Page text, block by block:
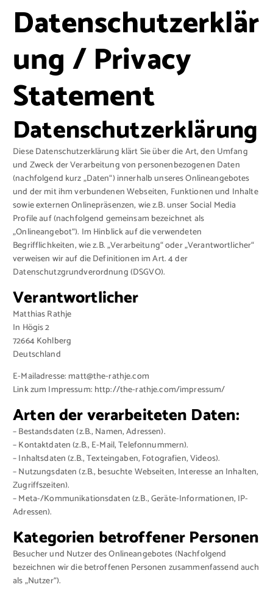
Datenschutzerklär
ung / Privacy
Statement
Datenschutzerklärung
Diese Datenschutzerklärung klärt Sie über die Art, den Umfang
und Zweck der Verarbeitung von personenbezogenen Daten
(nachfolgend kurz „Daten“) innerhalb unseres Onlineangebotes
und der mit ihm verbundenen Webseiten, Funktionen und Inhalte
sowie externen Onlinepräsenzen, wie z.B. unser Social Media
Profile auf (nachfolgend gemeinsam bezeichnet als
„Onlineangebot“). Im Hinblick auf die verwendeten
Begrifflichkeiten, wie z.B. „Verarbeitung“ oder „Verantwortlicher“
verweisen wir auf die Definitionen im Art. 4 der
Datenschutzgrundverordnung (DSGVO).
Verantwortlicher
Matthias Rathje
In Högis 2
72664 Kohlberg
Deutschland
E-Mailadresse: matt@the-rathje.com
Link zum Impressum: http://the-rathje.com/impressum/
Arten der verarbeiteten Daten:
– Bestandsdaten (z.B., Namen, Adressen).
– Kontaktdaten (z.B., E-Mail, Telefonnummern).
– Inhaltsdaten (z.B., Texteingaben, Fotografien, Videos).
– Nutzungsdaten (z.B., besuchte Webseiten, Interesse an Inhalten,
Zugriffszeiten).
– Meta-/Kommunikationsdaten (z.B., Geräte-Informationen, IP-
Adressen).
Kategorien betroffener Personen
Besucher und Nutzer des Onlineangebotes (Nachfolgend
bezeichnen wir die betroffenen Personen zusammenfassend auch
als „Nutzer“).